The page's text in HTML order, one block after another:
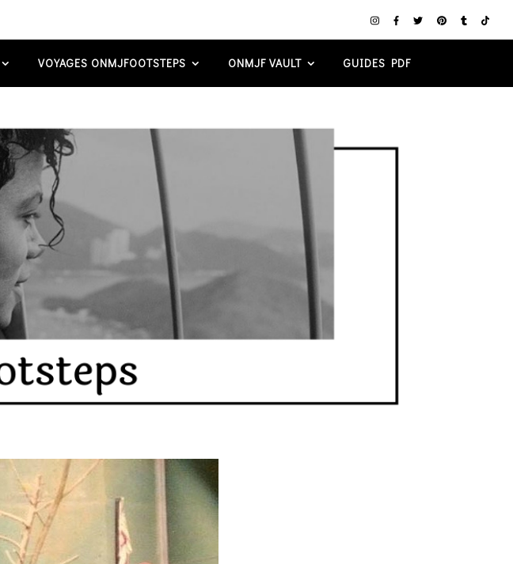
VOYAGES ONMJFOOTSTEPS ONMJF VAULT GUIDES PDF